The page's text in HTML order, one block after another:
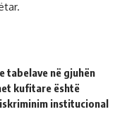
tabelave në gjuhën
kufitare është
institucional